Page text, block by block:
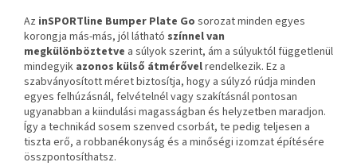
Az inSPORTline Bumper Plate Go sorozat minden egyes
korongja más-más, jól látható színnel van
megkülönböztetve a súlyok szerint, ám a súlyuktól függetlenül
mindegyik azonos külső átmérővelrendelkezik. Ez a
szabványosított méret biztosítja, hogy a súlyzó rúdja minden
egyes felhúzásnál, felvételnél vagy szakításnál pontosan
ugyanabban a kiindulási magasságban és helyzetben maradjon.
Így a technikád sosem szenved csorbát, te pedig teljesen a
tiszta erő, a robbanékonyság és a minőségi izomzat építésére
összpontosíthatsz.